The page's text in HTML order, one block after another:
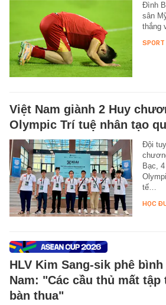
Đình
sân
thắng
SPORT
Việt Nam giành 2 Huy
Olympic Trí tuệ nhân tạo
Đội
Bạc,
tế…
HỌC
HLV Kim Sang-sik phê
Nam: "Các cầu thủ mất tập
bàn thua"